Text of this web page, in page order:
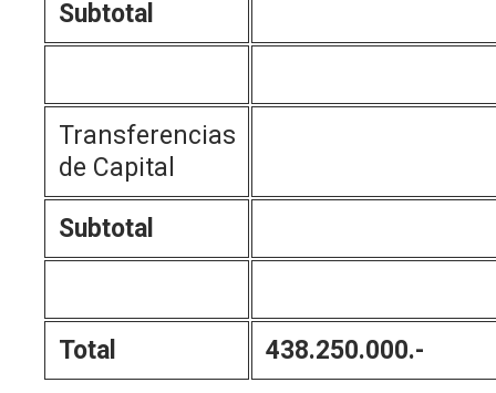
Subtotal
Transferencias
de Capital
Subtotal
Total 438.250.000.-